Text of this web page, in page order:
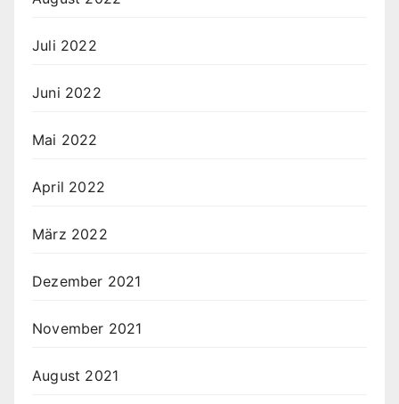
Juli 2022
Juni 2022
Mai 2022
April 2022
März 2022
Dezember 2021
November 2021
August 2021